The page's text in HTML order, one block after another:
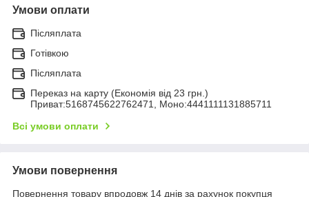
Умови оплати
Післяплата
Готівкою
Післяплата
Переказ на карту (Економія від 23 грн.)
Приват:5168745622762471, Моно:4441111131885711
Всі умови оплати
Умови повернення
Повернення товару впродовж 14 днів за рахунок покупця